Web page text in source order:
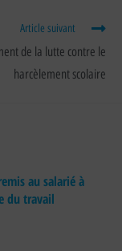
Article suivant
de la lutte contre le
harcèlement scolaire
au salarié à
du travail